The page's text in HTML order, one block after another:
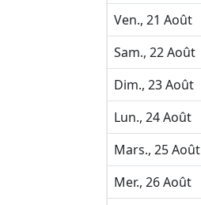
Ven., 21 Août
Sam., 22 Août
Dim., 23 Août
Lun., 24 Août
Mars., 25 Août
Mer., 26 Août